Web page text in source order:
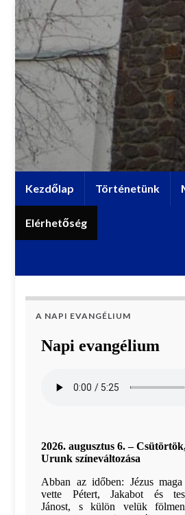
Kezdőlap Történetünk
Elérhetőség
A NAPI EVANGÉLIUM